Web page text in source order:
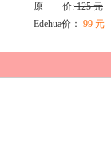
原 价:125 元
Edehua价： 99 元